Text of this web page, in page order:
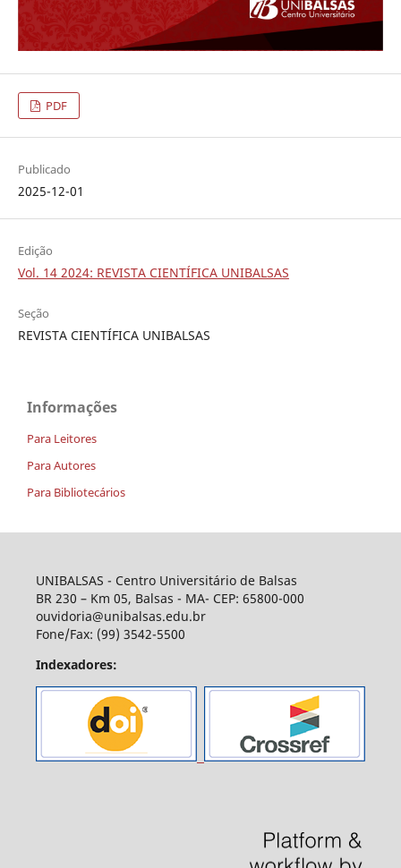
PDF
Publicado
2025-12-01
Edição
Vol. 14 2024: REVISTA CIENTÍFICA UNIBALSAS
Seção
REVISTA CIENTÍFICA UNIBALSAS
Informações
Para Leitores
Para Autores
Para Bibliotecários
UNIBALSAS - Centro Universitário de Balsas
BR 230 – Km 05, Balsas - MA- CEP: 65800-000
ouvidoria@unibalsas.edu.br
Fone/Fax: (99) 3542-5500
Indexadores: